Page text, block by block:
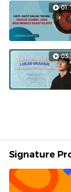
Signature